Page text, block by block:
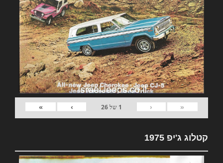
«
‹
1 של26
›
»
קטלוג ג'יפ 1975